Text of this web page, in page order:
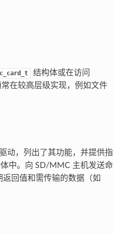
结构体或在访问
在较高层级实现，例如文件
动，列出了其功能，并提供指
中。向 SD/MMC 主机发送命
回值和需传输的数据（如